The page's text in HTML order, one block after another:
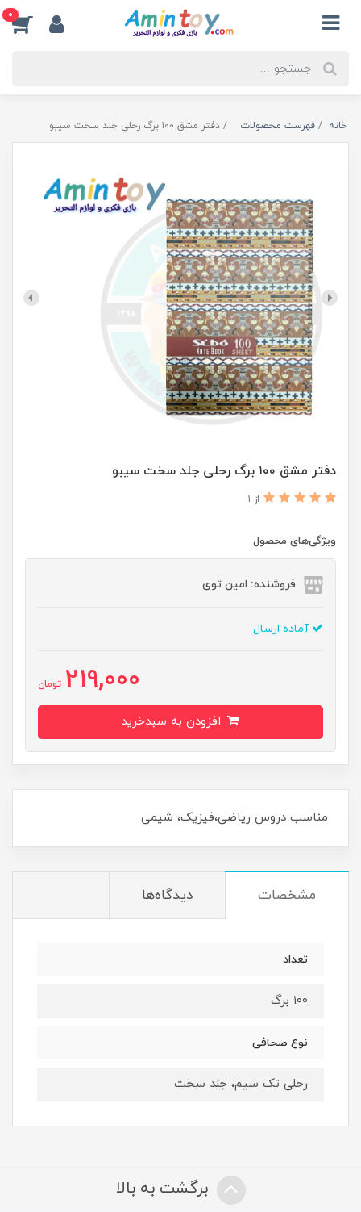
0
خانه فهرست محصولات دفتر مشق ۱۰۰ برگ رحلی جلد سخت سیبو
دفتر مشق ۱۰۰ برگ رحلی جلد سخت سیبو
از 1
ویژگی‌های محصول
فروشنده: امین توی
آماده ارسال
219,000 تومان
مناسب دروس ریاضی،فیزیک، شیمی
مشخصات دیدگاه‌ها
تعداد
۱۰۰ برگ
نوع صحافی
رحلی تک سیم، جلد سخت
برگشت به بالا